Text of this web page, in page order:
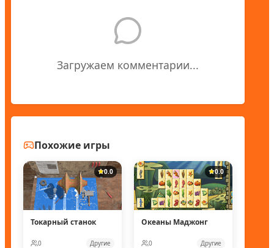
Загружаем комментарии...
Похожие игры
0.0
Токарный станок
0 Другие
0.0
Океаны Маджонг
0 Другие